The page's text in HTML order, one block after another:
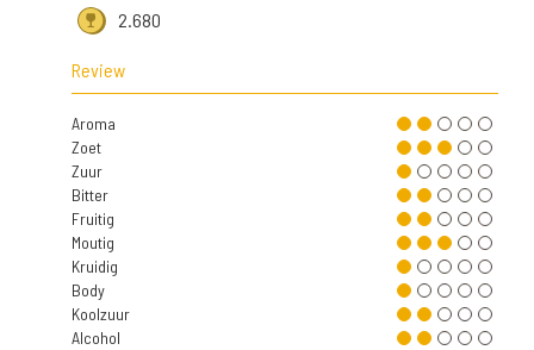
2.680
Review
Aroma
Zoet
Zuur
Bitter
Fruitig
Moutig
Kruidig
Body
Koolzuur
Alcohol